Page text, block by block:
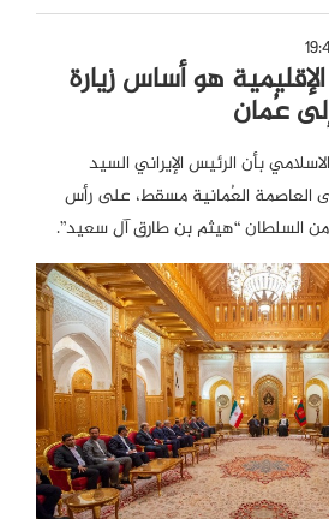
هو أساس زيارة
عُمان
بأن الرئيس الإيراني السيد
العاصمة العُمانية مسقط، على رأس
السلطان “هيثم بن طارق آل سعيد”.